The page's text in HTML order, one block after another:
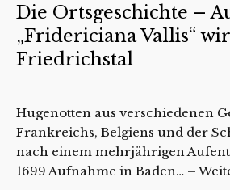
Die Ortsgeschichte –
„Fridericiana Vallis“
Friedrichstal
Hugenotten aus verschiedenen
Frankreichs, Belgiens und der
nach einem mehrjährigen
1699 Aufnahme in Baden… –